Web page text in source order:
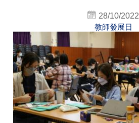
28/10/2022
教師發展日